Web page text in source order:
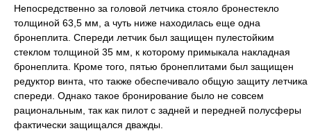
Непосредственно за головой летчика стояло бронестекло
толщиной 63,5 мм, а чуть ниже находилась еще одна
бронеплита. Спереди летчик был защищен пулестойким
стеклом толщиной 35 мм, к которому примыкала накладная
бронеплита. Кроме того, пятью бронеплитами был защищен
редуктор винта, что также обеспечивало общую защиту летчика
спереди. Однако такое бронирование было не совсем
рациональным, так как пилот с задней и передней полусферы
фактически защищался дважды.